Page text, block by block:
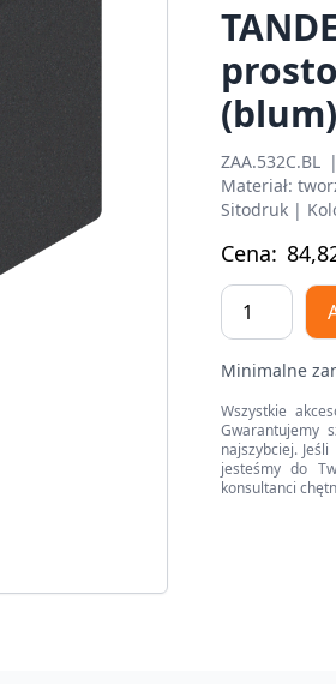
(blum)
Materiał:
Sitodruk |
Cena:
TANDEMBOX
Zaślepka,
lewy,
prostokątna,
symetr.,
(blum)
Minimalne
Wszystkie
Gwarantujemy
najszybciej.
jesteśmy do
konsultanci